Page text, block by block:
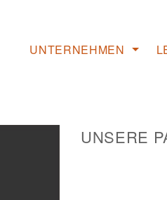
UNTERNEHMEN
Unsere WerteUNSERE